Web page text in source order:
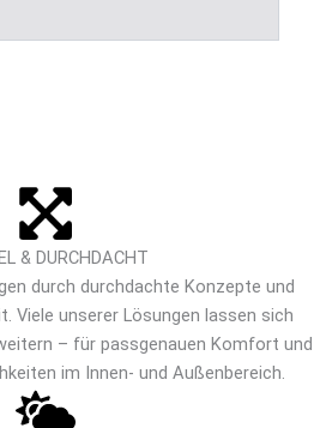
& DURCHDACHT
durch durchdachte Konzepte und
Viele unserer Lösungen lassen sich
– für passgenauen Komfort und
im Innen- und Außenbereich.